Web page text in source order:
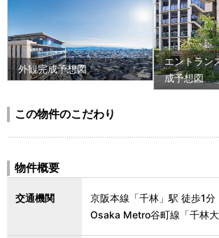
外観完成予想図
エントラン
成予想図
この物件のこだわり
物件概要
交通機関
京阪本線「千林」駅 徒歩1分
Osaka Metro谷町線「千林